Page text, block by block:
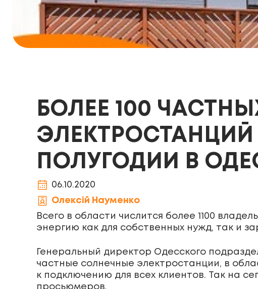
БОЛЕЕ 100
ПОЛУГОДИИ В
06.10.2020
Олексій Науменко
Всего в области числится более 1100
энергию как для собственных нужд, так и
Генеральный директор Одесского
частные солнечные электростанции, в
к подключению для всех клиентов. Так на
просьюмеров.